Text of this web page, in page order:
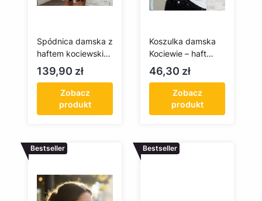
Spódnica damska z
haftem kociewskim
– rozkloszowana
Cena
139,90 zł
Zobacz
produkt
Koszulka damska
Kociewie – haft
kociewski
Cena
46,30 zł
Zobacz
produkt
Bestseller Bestseller